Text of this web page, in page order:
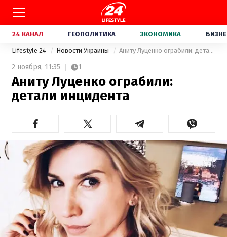
24 КАНАЛ ГЕОПОЛИТИКА ЭКОНОМИКА
Lifestyle 24 Новости Украины Аниту Луценко ограбили: детали инцидента
2 ноября, 11:35 1
Аниту Луценко ограбили:
детали инцидента